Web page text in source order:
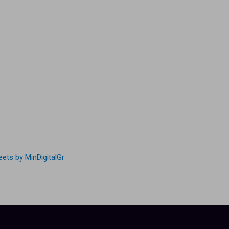
by MinDigitalGr